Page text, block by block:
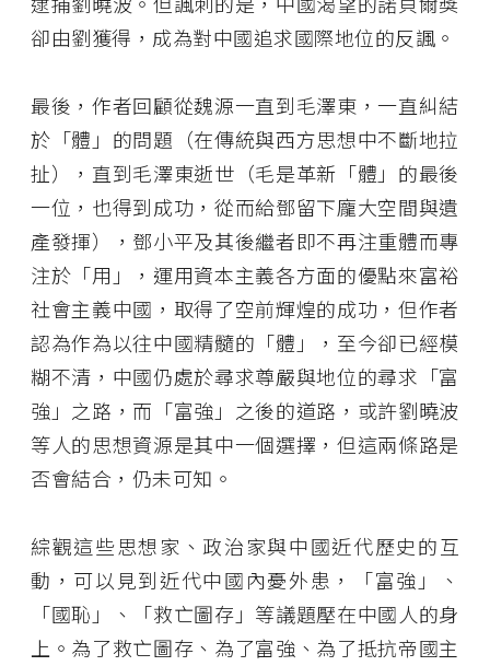
卻由劉獲得，成為對中國追求國際地位的反諷。
最後，作者回顧從魏源一直到毛澤東，一直糾結
於「體」的問題（在傳統與西方思想中不斷地拉
扯），直到毛澤東逝世（毛是革新「體」的最後
一位，也得到成功，從而給鄧留下龐大空間與遺
產發揮），鄧小平及其後繼者即不再注重體而專
注於「用」，運用資本主義各方面的優點來富裕
社會主義中國，取得了空前輝煌的成功，但作者
認為作為以往中國精髓的「體」，至今卻已經模
糊不清，中國仍處於尋求尊嚴與地位的尋求「富
強」之路，而「富強」之後的道路，或許劉曉波
等人的思想資源是其中一個選擇，但這兩條路是
否會結合，仍未可知。
綜觀這些思想家、政治家與中國近代歷史的互
動，可以見到近代中國內憂外患，「富強」、
「國恥」、「救亡圖存」等議題壓在中國人的身
上。為了救亡圖存、為了富強、為了抵抗帝國主